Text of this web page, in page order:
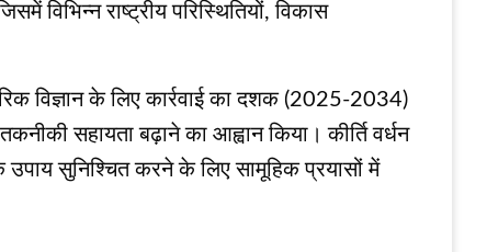
राष्ट्रीय परिस्थितियों, विकास
विज्ञान के लिए कार्रवाई का दशक (2025-2034)
सहायता बढ़ाने का आह्वान किया। कीर्ति वर्धन
उपाय सुनिश्चित करने के लिए सामूहिक प्रयासों में